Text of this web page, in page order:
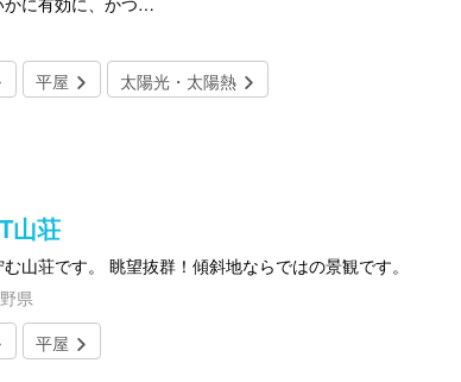
平屋 太陽光・太陽熱
山荘
山荘です。 眺望抜群！傾斜地ならではの景観です。
県
平屋